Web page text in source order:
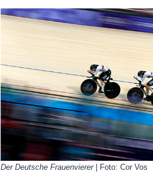
Der Deutsche Frauenvierer| Foto: Cor Vos